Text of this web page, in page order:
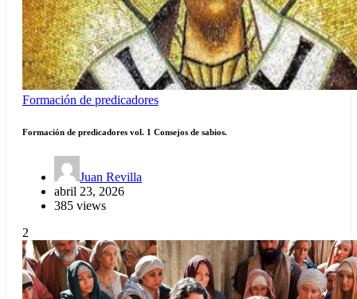
Formación de predicadores
Formación de predicadores vol. 1 Consejos de sabios.
Juan Revilla
abril 23, 2026
385 views
2